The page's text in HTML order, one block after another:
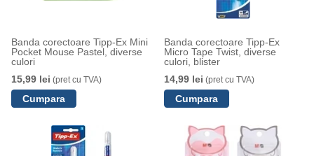
Banda corectoare Tipp-Ex Mini
Pocket Mouse Pastel, diverse
culori
15,99 lei (pret cu TVA)
Banda corectoare Tipp-Ex
Micro Tape Twist, diverse
culori, blister
14,99 lei (pret cu TVA)